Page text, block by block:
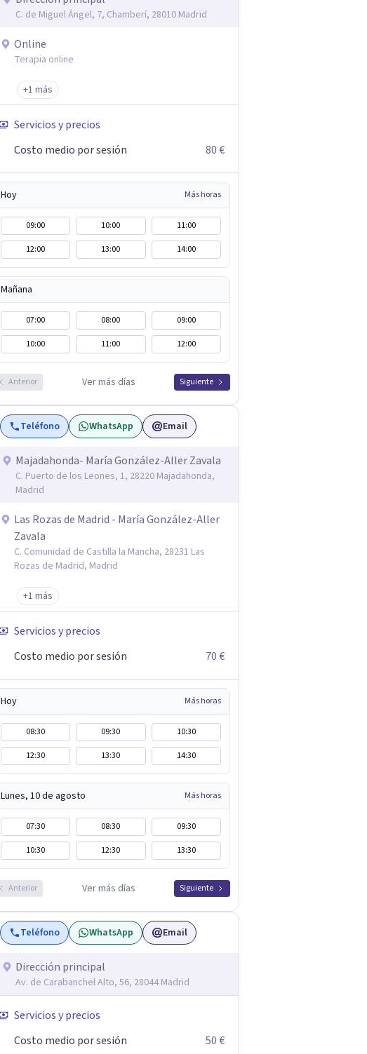
C. de Miguel Ángel, 7, Chamberí, 28010 Madrid
Online
Terapia online
+1 más
Servicios y precios
Costo medio por sesión
80 €
Hoy Más horas
09:00 10:00
11:00
12:00
13:00 14:00
Mañana
07:00 08:00
09:00
10:00
11:00 12:00
Anterior Ver más días Siguiente
Teléfono WhatsApp Email
Majadahonda- María González-Aller Zavala
C. Puerto de los Leones, 1, 28220 Majadahonda,
Madrid
Las Rozas de Madrid - María González-Aller
Zavala
C. Comunidad de Castilla la Mancha, 28231 Las
Rozas de Madrid, Madrid
+1 más
Servicios y precios
Costo medio por sesión
70 €
Hoy Más horas
08:30 09:30
10:30
12:30
13:30 14:30
Lunes, 10 de agosto Más horas
07:30 08:30
09:30
10:30
12:30 13:30
Anterior Ver más días Siguiente
Teléfono WhatsApp Email
Dirección principal
Av. de Carabanchel Alto, 56, 28044 Madrid
Servicios y precios
Costo medio por sesión
50 €